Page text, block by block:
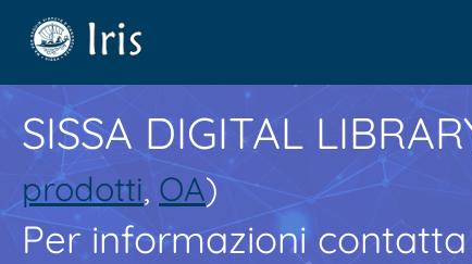
SISSA DIGITAL
prodotti, OA)
Per informazioni contatta